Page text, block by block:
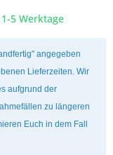
5 Werktage
angegeben
Lieferzeiten. Wir
aufgrund der
zu längeren
Euch in dem Fall